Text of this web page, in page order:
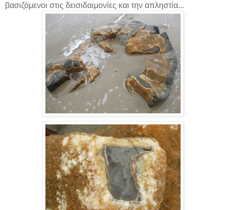
βασιζόμενοι στις δεισιδαιμονίες και την απληστία...